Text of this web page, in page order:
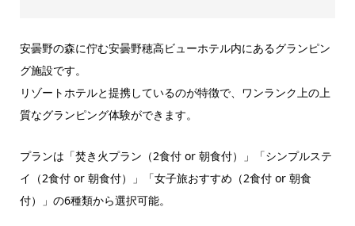
安曇野の森に佇む安曇野穂高ビューホテル内にあるグランピン
グ施設です。
リゾートホテルと提携しているのが特徴で、ワンランク上の上
質なグランピング体験ができます。
プランは「焚き火プラン（2食付 or 朝食付）」「シンプルステ
イ（2食付 or 朝食付）」「女子旅おすすめ（2食付 or 朝食
付）」の6種類から選択可能。